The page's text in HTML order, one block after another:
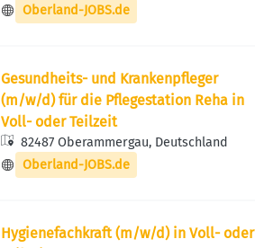
Oberland-JOBS.de
Gesundheits- und Krankenpfleger
(m/w/d) für die Pflegestation Reha in
Voll- oder Teilzeit
82487 Oberammergau, Deutschland
Oberland-JOBS.de
Hygienefachkraft (m/w/d) in Voll- oder